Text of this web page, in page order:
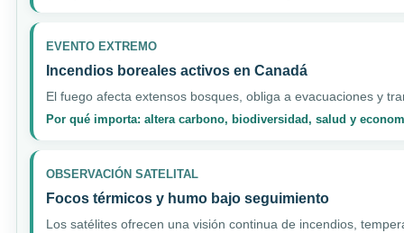
EVENTO EXTREMO
Incendios boreales activos en Canadá
El fuego afecta extensos bosques, obliga a evacuaciones y
Por qué importa: altera carbono, biodiversidad, salud y
OBSERVACIÓN SATELITAL
Focos térmicos y humo bajo seguimiento
Los satélites ofrecen una visión continua de incendios,